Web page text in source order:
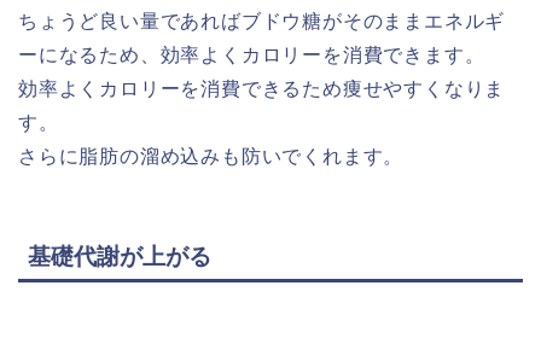
ちょうど良い量であればブドウ糖がそのままエネルギ
ーになるため、効率よくカロリーを消費できます。
効率よくカロリーを消費できるため痩せやすくなりま
す。
さらに脂肪の溜め込みも防いでくれます。
基礎代謝が上がる